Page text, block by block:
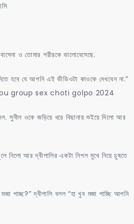
ও তোমার শরীরকে ভালোবেসেছে.
হবে যে আপনি এই ভীডিওটা কাওকে দেখবেন না.”
o bou group sex choti golpo 2024
সুনীল ওকে জড়িয়ে ধরে বিছানায় শুইয়ে দিলো আর
নিলো আর দ্বীপালির একটা নিপল মুখে নিয়ে চুষতে
পাচ্ছ?” দ্বীপালি বলল “হা খুব মজা পাচ্ছি আপনি